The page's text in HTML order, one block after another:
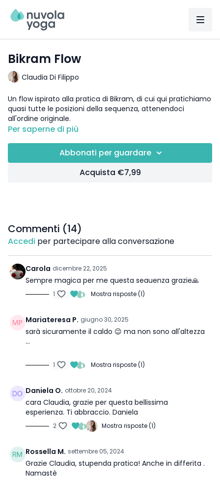
Bikram Flow
Claudia Di Filippo
Un flow ispirato alla pratica di Bikram, di cui qui pratichiamo
quasi tutte le posizioni della sequenza, attenendoci
all'ordine originale.
Per saperne di più
Abbonati per guardare
Acquista €7,99
Commenti (14)
Accedi per partecipare alla conversazione
Carola dicembre 22, 2025
Sempre magica per me questa seauenza grazie🙏
1 Mostra risposte (1)
Mariateresa P. giugno 30, 2025
sarà sicuramente il caldo 😉 ma non sono all'altezza
...
1 Mostra risposte (1)
Daniela O. ottobre 20, 2024
cara Claudia, grazie per questa bellissima
esperienza. Ti abbraccio. Daniela
2 Mostra risposte (1)
Rossella M. settembre 05, 2024
Grazie Claudia, stupenda pratica! Anche in differita .
Namastè